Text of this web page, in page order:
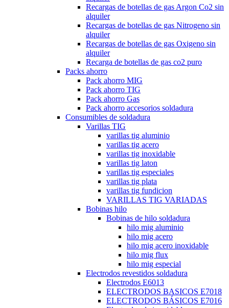
Recargas de botellas de gas Argon Co2 sin
alquiler
Recargas de botellas de gas Nitrogeno sin
alquiler
Recargas de botellas de gas Oxigeno sin
alquiler
Recarga de botellas de gas co2 puro
Packs ahorro
Pack ahorro MIG
Pack ahorro TIG
Pack ahorro Gas
Pack ahorro accesorios soldadura
Consumibles de soldadura
Varillas TIG
varillas tig aluminio
varillas tig acero
varillas tig inoxidable
varillas tig laton
varillas tig especiales
varillas tig plata
varillas tig fundicion
VARILLAS TIG VARIADAS
Bobinas hilo
Bobinas de hilo soldadura
hilo mig aluminio
hilo mig acero
hilo mig acero inoxidable
hilo mig flux
hilo mig especial
Electrodos revestidos soldadura
Electrodos E6013
ELECTRODOS BASICOS E7018
ELECTRODOS BÁSICOS E7016